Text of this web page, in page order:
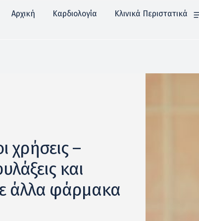
Αρχική Καρδιολογία Κλινικά Περιστατικά
χρήσεις –
και
άλλα φάρμακα